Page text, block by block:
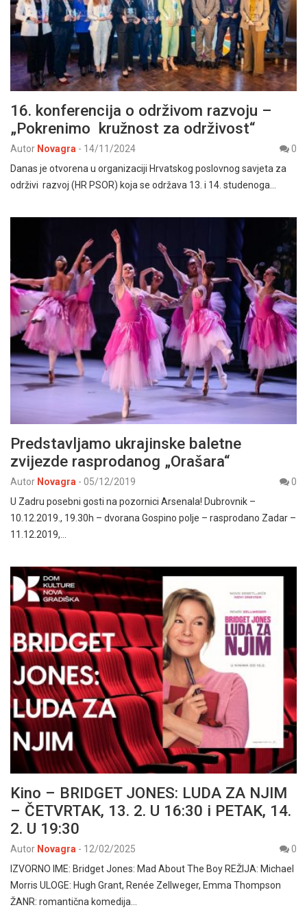
16. konferencija o održivom razvoju –
„Pokrenimo kružnost za održivost“
Autor Novagra - 14/11/2024
0
Danas je otvorena u organizaciji Hrvatskog poslovnog savjeta za
održivi razvoj (HR PSOR) koja se održava 13. i 14. studenoga…
Predstavljamo ukrajinske baletne
zvijezde rasprodanog „Orašara“
Autor Novagra - 05/12/2019
0
U Zadru posebni gosti na pozornici Arsenala! Dubrovnik –
10.12.2019., 19.30h – dvorana Gospino polje – rasprodano Zadar –
11.12.2019,…
Kino – BRIDGET JONES: LUDA ZA NJIM
– ČETVRTAK, 13. 2. U 16:30 i PETAK, 14.
2. U 19:30
Autor Novagra - 12/02/2025
0
IZVORNO IME: Bridget Jones: Mad About The Boy REŽIJA: Michael
Morris ULOGE: Hugh Grant, Renée Zellweger, Emma Thompson
ŽANR: romantična komedija…